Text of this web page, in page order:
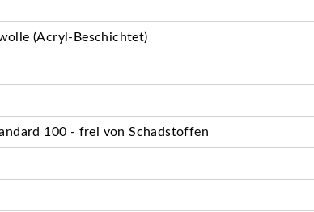
(Acryl-Beschichtet)
100 - frei von Schadstoffen